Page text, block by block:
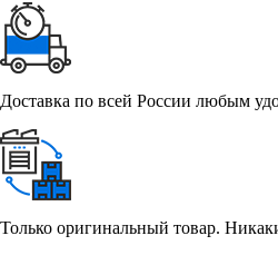
Доставка по всей России любым
Только оригинальный товар.